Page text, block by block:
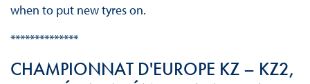
when to put new tyres on.
**************
CHAMPIONNAT D'EUROPE KZ – KZ2,